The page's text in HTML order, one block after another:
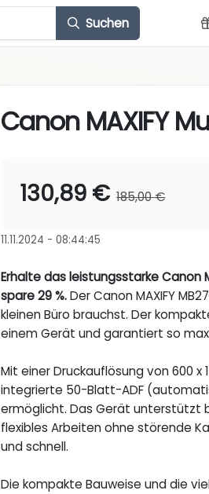
Suchen
Canon MAXIFY
130,89 € 185,00 €
11.11.2024 - 08:44:45
Erhalte das leistungsstarke Canon
spare 29 %.Der Canon MAXIFY
kleinen Büro brauchst. Der
einem Gerät und garantiert so
Mit einer Druckauflösung von 600
integrierte 50-Blatt-ADF
ermöglicht. Das Gerät unterstützt
flexibles Arbeiten ohne störende
und schnell.
Die kompakte Bauweise und die